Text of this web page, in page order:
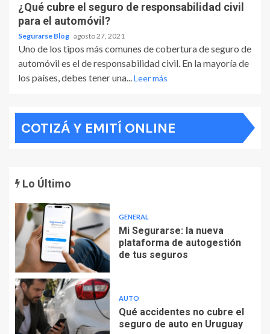
¿Qué cubre el seguro de responsabilidad civil
para el automóvil?
Segurarse Blog agosto 27, 2021
Uno de los tipos más comunes de cobertura de seguro de
automóvil es el de responsabilidad civil. En la mayoría de
los países, debes tener una...Leer más
COTIZÁ Y EMITÍ ONLINE
Lo Último
GENERAL
Mi Segurarse: la nueva
plataforma de autogestión
de tus seguros
AUTO
Qué accidentes no cubre el
seguro de auto en Uruguay